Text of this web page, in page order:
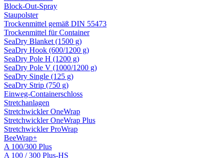
Block-Out-Spray
Staupolster
Trockenmittel gemäß DIN 55473
Trockenmittel für Container
SeaDry Blanket (1500 g)
SeaDry Hook (600/1200 g)
SeaDry Pole H (1200 g)
SeaDry Pole V (1000/1200 g)
SeaDry Single (125 g)
SeaDry Strip (750 g)
Einweg-Containerschloss
Stretchanlagen
Stretchwickler OneWrap
Stretchwickler OneWrap Plus
Stretchwickler ProWrap
BeeWrap+
A 100/300 Plus
A 100 / 300 Plus-HS